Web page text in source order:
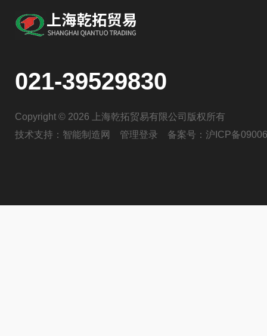
021-39529830
Copyright © 2026 上海乾拓贸易有限公司版权所有
技术支持： 智能制造网 管理登录 备案号： 沪ICP备